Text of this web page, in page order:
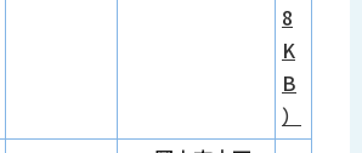
8
K
B
）